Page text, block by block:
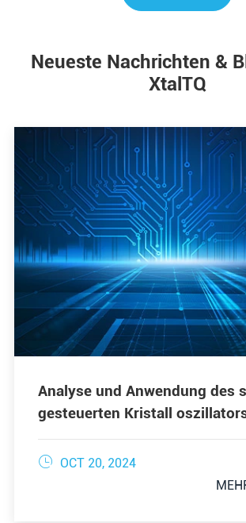
Neueste Nachrichten &
XtalTQ
Analyse und Anwendung des
gesteuerten Kristall
 OCT 20, 2024